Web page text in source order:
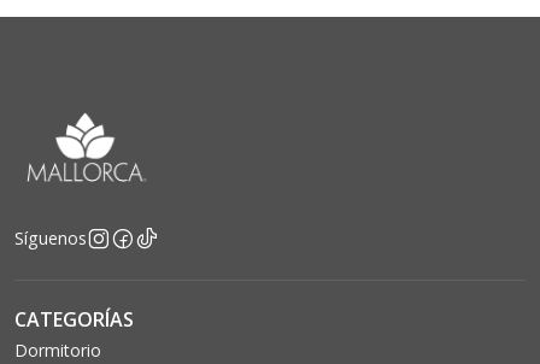
Síguenos
CATEGORÍAS
Dormitorio